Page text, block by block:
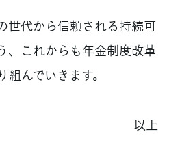
世代から信頼される持続可
、これからも年金制度改革
んでいきます。
以上